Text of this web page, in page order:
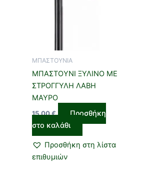
ΜΠΑΣΤΟΥΝΙΑ
ΜΠΑΣΤΟΥΝΙ ΞΥΛΙΝΟ ΜΕ
ΣΤΡΟΓΓΥΛΗ ΛΑΒΗ
ΜΑΥΡΟ
15,00€
Προσθήκη
στο καλάθι
Προσθήκη στη λίστα
επιθυμιών